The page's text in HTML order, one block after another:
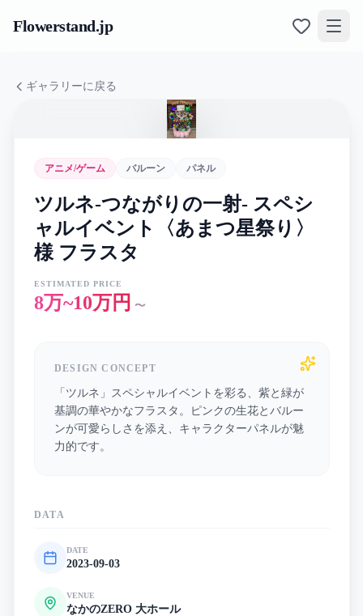
Flowerstand.jp
ギャラリーに戻る
アニメ/ゲーム バルーン パネル
ツルネ-つながりの一射- スペシ
ャルイベント〈あまつ星祭り〉
様 フラスタ
ESTIMATED PRICE
8万~10万円 〜
DESIGN CONCEPT
「ツルネ」スペシャルイベントを彩る、紫と緑が
基調の華やかなフラスタ。ピンクの生花とバルー
ンが可愛らしさを添え、キャラクターパネルが魅
力的です。
DATA
DATE
2023-09-03
VENUE
なかのZERO 大ホール